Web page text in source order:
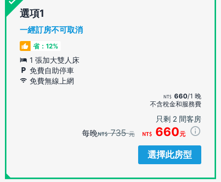
選項
一經訂房不可取消
省：12%
1 張加大雙人床
免費自助停車
免費無線上網
660/1 晚
不含稅金和服務費
只剩 2 間客房
每晚 735元 660元
選擇此房型